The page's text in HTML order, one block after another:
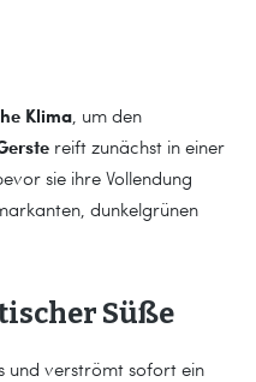
Klima, um den
reift zunächst in einer
sie ihre Vollendung
dunkelgrünen
Süße
und verströmt sofort ein